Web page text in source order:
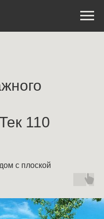
110
с плоской